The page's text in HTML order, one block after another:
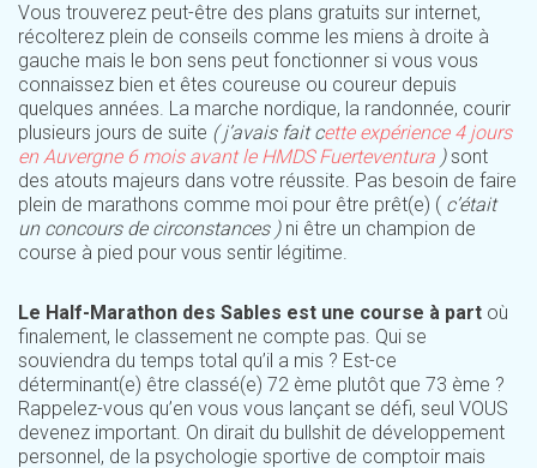
Vous trouverez peut-être des plans gratuits sur internet,
récolterez plein de conseils comme les miens à droite à
gauche mais le bon sens peut fonctionner si vous vous
connaissez bien et êtes coureuse ou coureur depuis
quelques années. La marche nordique, la randonnée, courir
plusieurs jours de suite ( j’avais fait cette expérience 4 jours
en Auvergne 6 mois avant le HMDS Fuerteventura )sont
des atouts majeurs dans votre réussite. Pas besoin de faire
plein de marathons comme moi pour être prêt(e) ( c’était
un concours de circonstances ) ni être un champion de
course à pied pour vous sentir légitime.
Le Half-Marathon des Sables est une course à part où
finalement, le classement ne compte pas. Qui se
souviendra du temps total qu’il a mis ? Est-ce
déterminant(e) être classé(e) 72 ème plutôt que 73 ème ?
Rappelez-vous qu’en vous vous lançant se défi, seul VOUS
devenez important. On dirait du bullshit de développement
personnel, de la psychologie sportive de comptoir mais